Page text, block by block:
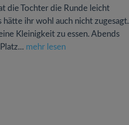
die Tochter die Runde leicht
ihr wohl auch nicht zugesagt.
Kleinigkeit zu essen. Abends
mehr lesen